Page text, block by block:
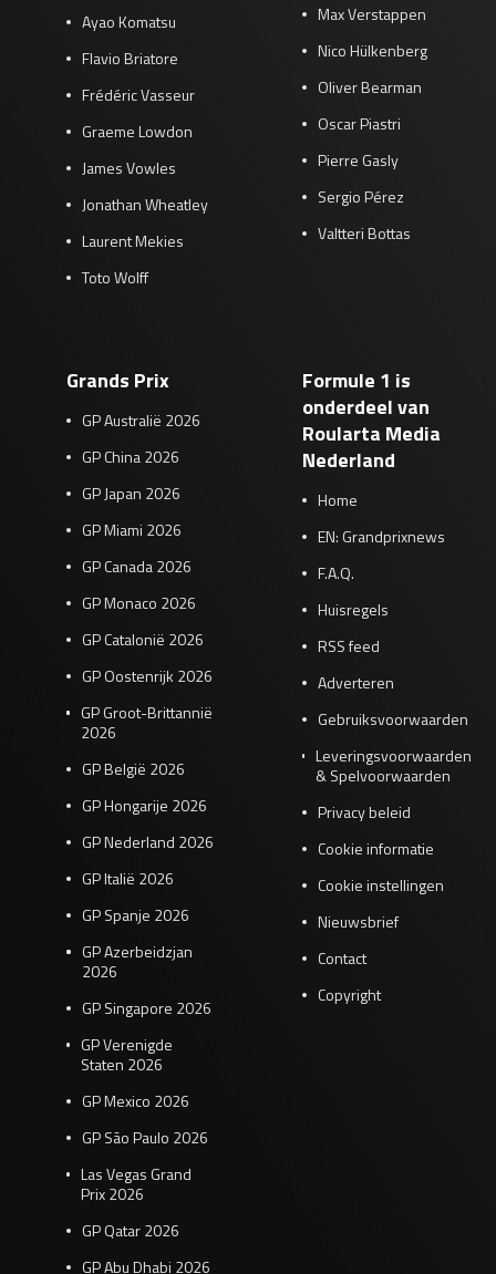
Ayao Komatsu
Flavio Briatore
Frédéric Vasseur
Graeme Lowdon
James Vowles
Jonathan Wheatley
Laurent Mekies
Toto Wolff
Max Verstappen
Nico Hülkenberg
Oliver Bearman
Oscar Piastri
Pierre Gasly
Sergio Pérez
Valtteri Bottas
Grands Prix
GP Australië 2026
GP China 2026
GP Japan 2026
GP Miami 2026
GP Canada 2026
GP Monaco 2026
GP Catalonië 2026
GP Oostenrijk 2026
GP Groot-Brittannië
2026
GP België 2026
GP Hongarije 2026
GP Nederland 2026
GP Italië 2026
GP Spanje 2026
GP Azerbeidzjan
2026
GP Singapore 2026
GP Verenigde
Staten 2026
GP Mexico 2026
GP São Paulo 2026
Las Vegas Grand
Prix 2026
GP Qatar 2026
GP Abu Dhabi 2026
Formule 1 is
onderdeel van
Roularta Media
Nederland
Home
EN: Grandprixnews
F.A.Q.
Huisregels
RSS feed
Adverteren
Gebruiksvoorwaarden
Leveringsvoorwaarden
& Spelvoorwaarden
Privacy beleid
Cookie informatie
Cookie instellingen
Nieuwsbrief
Contact
Copyright